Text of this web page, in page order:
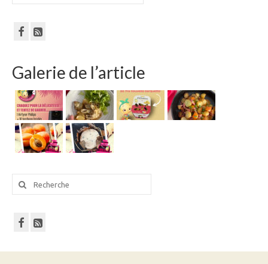
Galerie de l’article
Rechercher